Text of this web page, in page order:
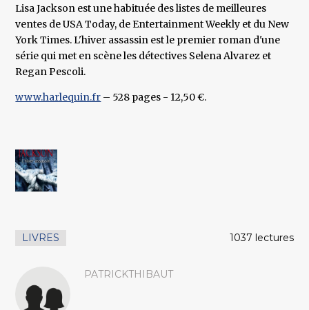
Lisa Jackson est une habituée des listes de meilleures
ventes de USA Today, de Entertainment Weekly et du New
York Times. L'hiver assassin est le premier roman d'une
série qui met en scène les détectives Selena Alvarez et
Regan Pescoli.
www.harlequin.fr – 528 pages - 12,50 €.
LIVRES 1037 lectures
PATRICKTHIBAUT